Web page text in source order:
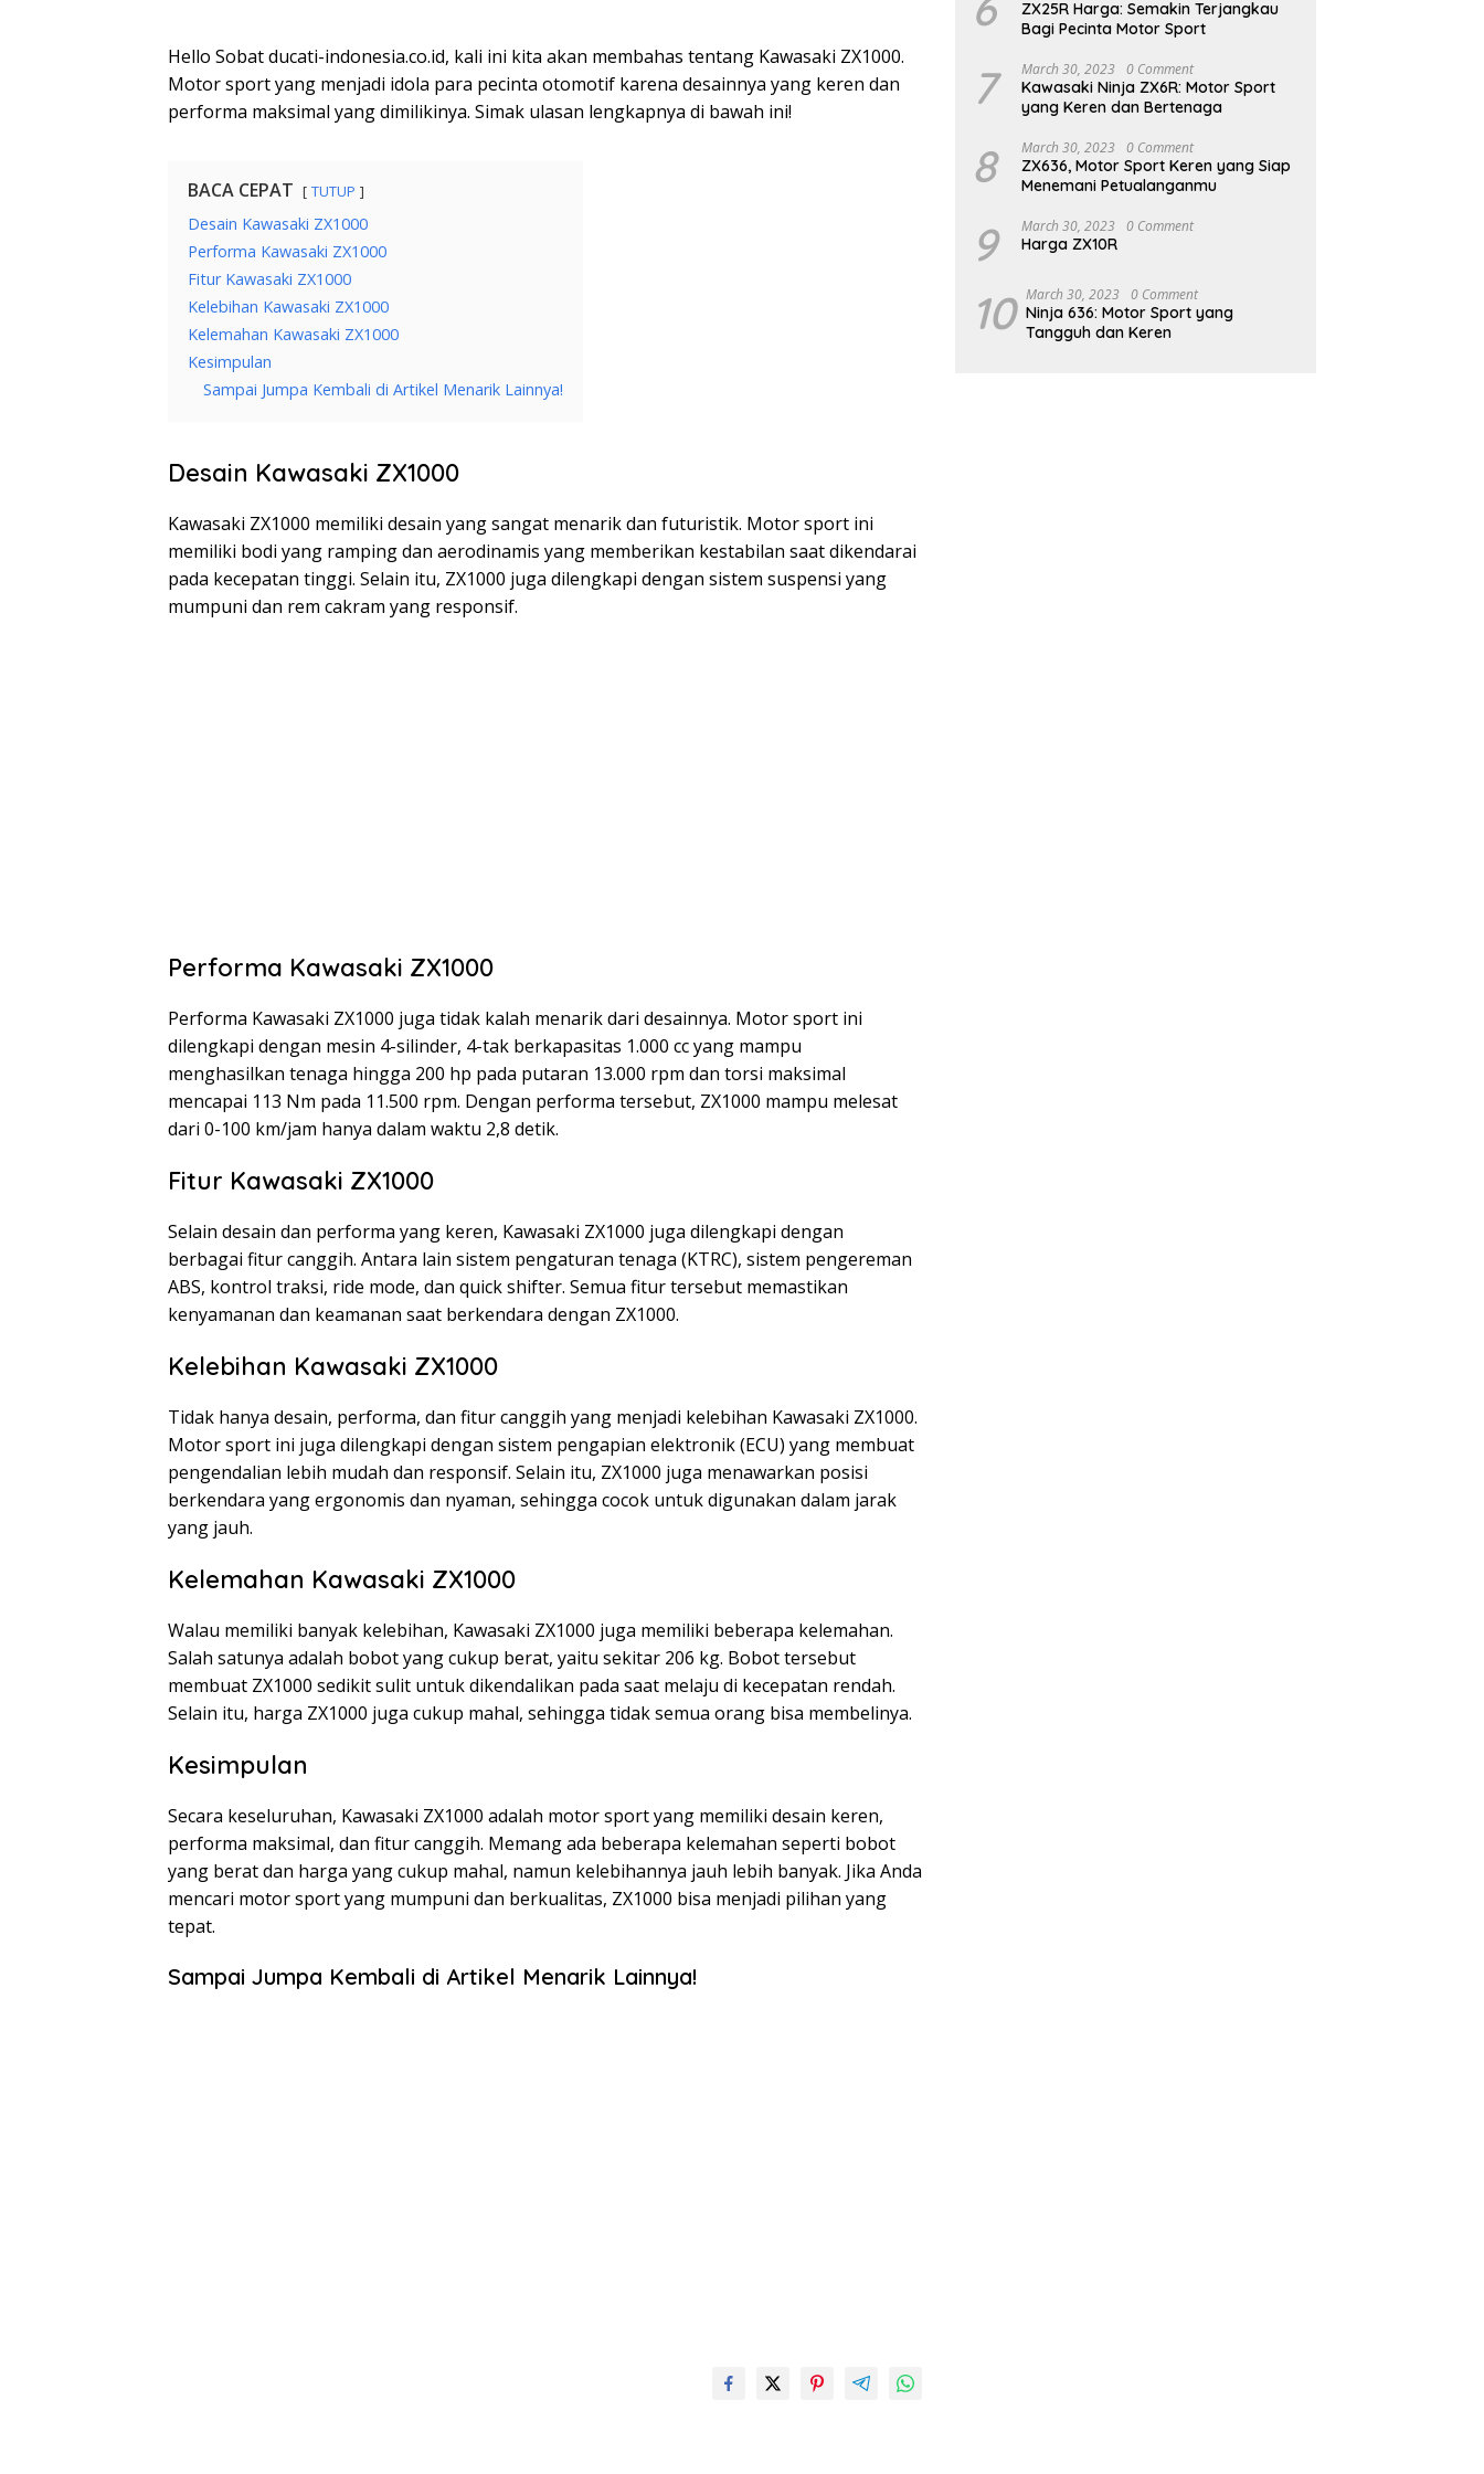
Hello Sobat ducati-indonesia.co.id, kali ini kita akan membahas tentang Kawasaki ZX1000.
Motor sport yang menjadi idola para pecinta otomotif karena desainnya yang keren dan
performa maksimal yang dimilikinya. Simak ulasan lengkapnya di bawah ini!
BACA CEPAT TUTUP
Desain Kawasaki ZX1000
Performa Kawasaki ZX1000
Fitur Kawasaki ZX1000
Kelebihan Kawasaki ZX1000
Kelemahan Kawasaki ZX1000
Kesimpulan
Sampai Jumpa Kembali di Artikel Menarik Lainnya!
Desain Kawasaki ZX1000
Kawasaki ZX1000 memiliki desain yang sangat menarik dan futuristik. Motor sport ini
memiliki bodi yang ramping dan aerodinamis yang memberikan kestabilan saat dikendarai
pada kecepatan tinggi. Selain itu, ZX1000 juga dilengkapi dengan sistem suspensi yang
mumpuni dan rem cakram yang responsif.
Performa Kawasaki ZX1000
Performa Kawasaki ZX1000 juga tidak kalah menarik dari desainnya. Motor sport ini
dilengkapi dengan mesin 4-silinder, 4-tak berkapasitas 1.000 cc yang mampu
menghasilkan tenaga hingga 200 hp pada putaran 13.000 rpm dan torsi maksimal
mencapai 113 Nm pada 11.500 rpm. Dengan performa tersebut, ZX1000 mampu melesat
dari 0-100 km/jam hanya dalam waktu 2,8 detik.
Fitur Kawasaki ZX1000
Selain desain dan performa yang keren, Kawasaki ZX1000 juga dilengkapi dengan
berbagai fitur canggih. Antara lain sistem pengaturan tenaga (KTRC), sistem pengereman
ABS, kontrol traksi, ride mode, dan quick shifter. Semua fitur tersebut memastikan
kenyamanan dan keamanan saat berkendara dengan ZX1000.
Kelebihan Kawasaki ZX1000
Tidak hanya desain, performa, dan fitur canggih yang menjadi kelebihan Kawasaki ZX1000.
Motor sport ini juga dilengkapi dengan sistem pengapian elektronik (ECU) yang membuat
pengendalian lebih mudah dan responsif. Selain itu, ZX1000 juga menawarkan posisi
berkendara yang ergonomis dan nyaman, sehingga cocok untuk digunakan dalam jarak
yang jauh.
Kelemahan Kawasaki ZX1000
Walau memiliki banyak kelebihan, Kawasaki ZX1000 juga memiliki beberapa kelemahan.
Salah satunya adalah bobot yang cukup berat, yaitu sekitar 206 kg. Bobot tersebut
membuat ZX1000 sedikit sulit untuk dikendalikan pada saat melaju di kecepatan rendah.
Selain itu, harga ZX1000 juga cukup mahal, sehingga tidak semua orang bisa membelinya.
Kesimpulan
Secara keseluruhan, Kawasaki ZX1000 adalah motor sport yang memiliki desain keren,
performa maksimal, dan fitur canggih. Memang ada beberapa kelemahan seperti bobot
yang berat dan harga yang cukup mahal, namun kelebihannya jauh lebih banyak. Jika Anda
mencari motor sport yang mumpuni dan berkualitas, ZX1000 bisa menjadi pilihan yang
tepat.
Sampai Jumpa Kembali di Artikel Menarik Lainnya!
ZX25R Harga: Semakin Terjangkau
Bagi Pecinta Motor Sport
7 March 30, 2023 0 Comment
Kawasaki Ninja ZX6R: Motor Sport
yang Keren dan Bertenaga
8 March 30, 2023 0 Comment
ZX636, Motor Sport Keren yang Siap
Menemani Petualanganmu
9 March 30, 2023 0 Comment
Harga ZX10R
10 March 30, 2023 0 Comment
Ninja 636: Motor Sport yang
Tangguh dan Keren